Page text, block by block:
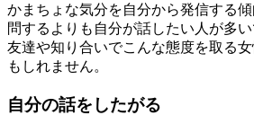
かまちょな気分を自分から発信する
問するよりも自分が話したい人が多
友達や知り合いでこんな態度を取る
もしれません。
自分の話をしたがる